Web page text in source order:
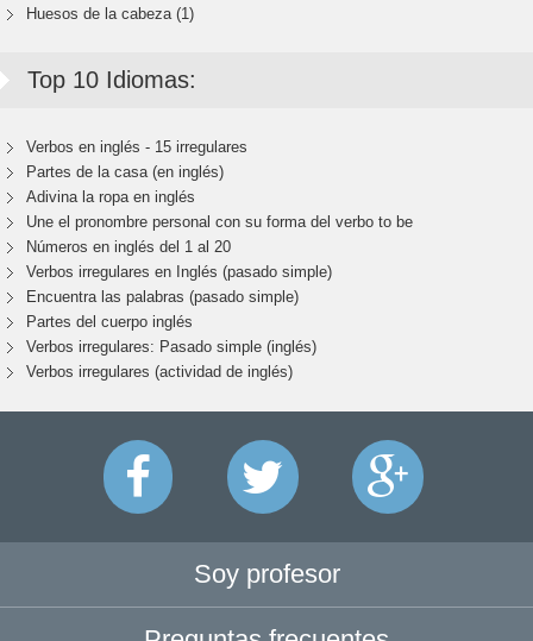
Huesos de la cabeza (1)
Top 10 Idiomas:
Verbos en inglés - 15 irregulares
Partes de la casa (en inglés)
Adivina la ropa en inglés
Une el pronombre personal con su forma del verbo to be
Números en inglés del 1 al 20
Verbos irregulares en Inglés (pasado simple)
Encuentra las palabras (pasado simple)
Partes del cuerpo inglés
Verbos irregulares: Pasado simple (inglés)
Verbos irregulares (actividad de inglés)
Soy profesor